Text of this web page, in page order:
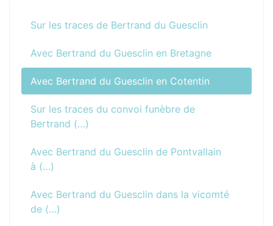
Sur les traces de Bertrand du Guesclin
Avec Bertrand du Guesclin en Bretagne
Avec Bertrand du Guesclin en Cotentin
Sur les traces du convoi funèbre de
Bertrand (…)
Avec Bertrand du Guesclin de Pontvallain
à (…)
Avec Bertrand du Guesclin dans la vicomté
de (…)